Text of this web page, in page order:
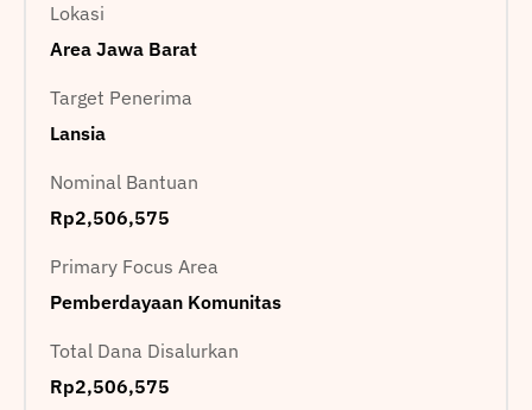
Lokasi
Area Jawa Barat
Target Penerima
Lansia
Nominal Bantuan
Rp2,506,575
Primary Focus Area
Pemberdayaan Komunitas
Total Dana Disalurkan
Rp2,506,575